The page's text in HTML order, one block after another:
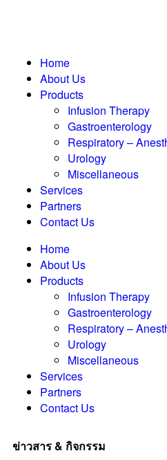
Home
About Us
Products
Infusion Therapy
Gastroenterology
Respiratory –
Urology
Miscellaneous
Services
Partners
Contact Us
Home
About Us
Products
Infusion Therapy
Gastroenterology
Respiratory –
Urology
Miscellaneous
Services
Partners
Contact Us
ข่าวสาร & กิจกรรม